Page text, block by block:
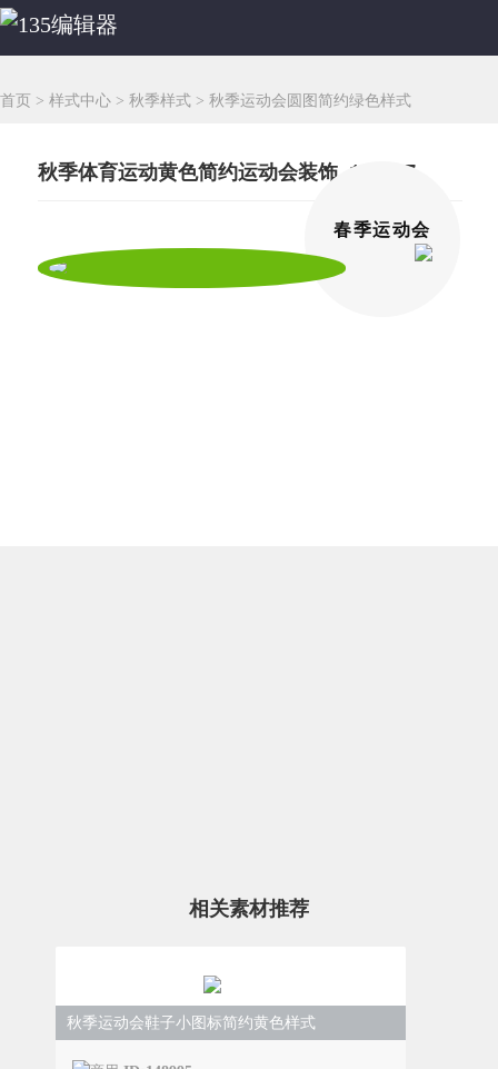
首页 > 样式中心 > 秋季样式 > 秋季运动会圆图简约绿色样式
秋季体育运动黄色简约运动会装饰 148967
春季运动会
相关素材推荐
秋季运动会鞋子小图标简约黄色样式